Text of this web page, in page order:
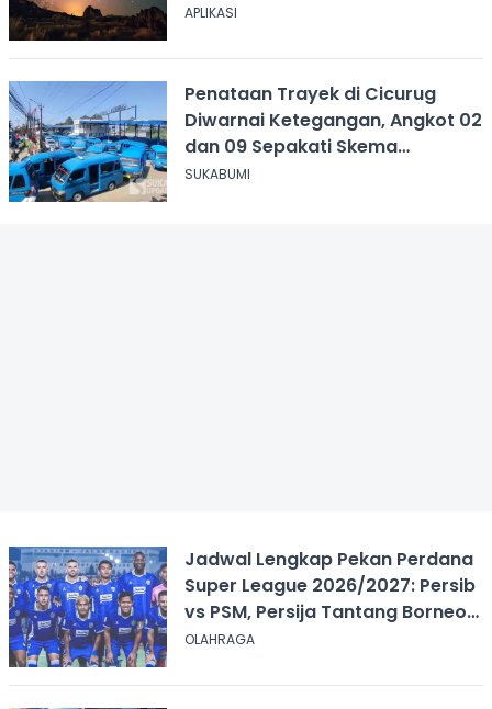
APLIKASI
Penataan Trayek di Cicurug
Diwarnai Ketegangan, Angkot 02
dan 09 Sepakati Skema
Sementara
SUKABUMI
Jadwal Lengkap Pekan Perdana
Super League 2026/2027: Persib
vs PSM, Persija Tantang Borneo
FC
OLAHRAGA